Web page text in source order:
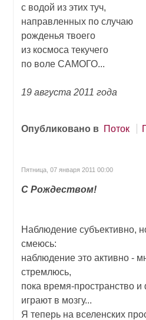
с водой из этих туч,
направленных по случаю
рожденья твоего
из космоса текучего
по воле САМОГО...
19 августа 2011 года
Опубликовано в Поток
Пятница, 07 января 2011 00:00
С Рождеством!
Наблюдение субъективно,
смеюсь:
наблюдение это активно -
стремлюсь,
пока время-пространство
играют в мозгу...
Я теперь на вселенских